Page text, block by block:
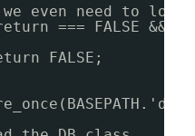
even need to load
=== FALSE &&
FALSE;